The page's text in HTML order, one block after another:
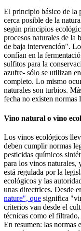
El principio básico de la
cerca posible de la
según principios
procesos naturales de la
de baja intervención".
confían en la
sulfitos para la
azufre- sólo se utilizan
completo. Lo mismo
naturales son turbios.
fecha no existen normas
Vino natural o vino
Los vinos ecológicos
deben cumplir normas
pesticidas químicos
para los vinos
está regulada por la
ecológicos y las
unas directrices. Desde
nature", que significa
criterios van desde el
técnicas como el
En resumen: las normas